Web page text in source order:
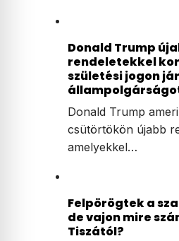
Donald Trump
rendeletekkel
születési jogon
Donald Trump
csütörtökön újabb
amelyekkel…
Felpörögtek a
de vajon mire
Tiszától?